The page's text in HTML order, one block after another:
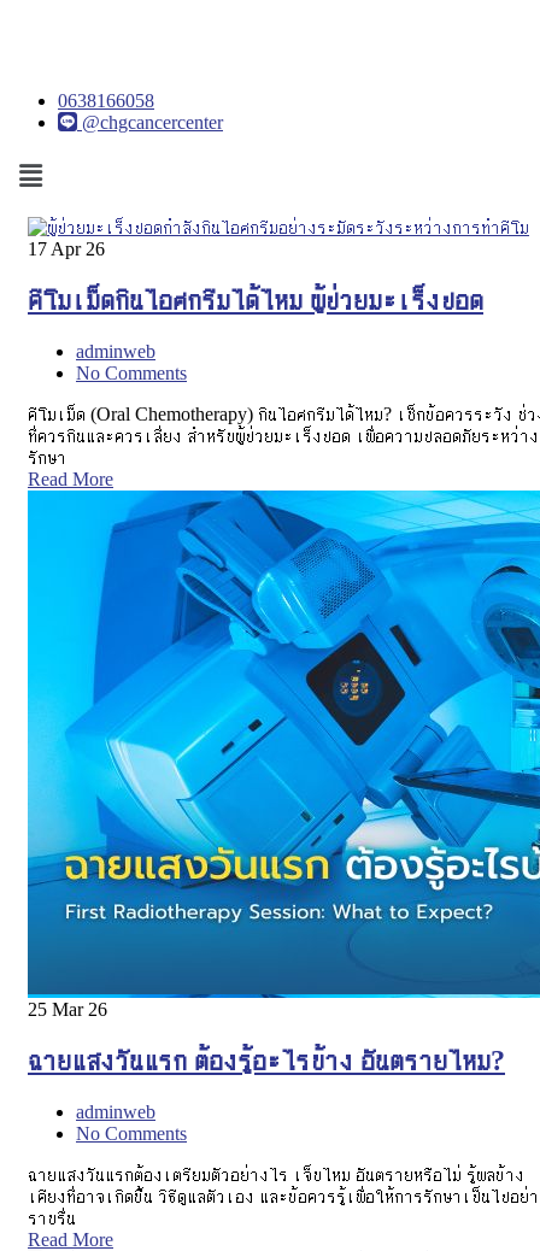
0638166058
@chgcancercenter
Menu
17 Apr 26
คีโมเม็ดกินไอศกรีมได้ไหม ผู้ป่วยมะเร็งปอด
adminweb
No Comments
คีโมเม็ด (Oral Chemotherapy) กินไอศกรีมได้ไหม? เช็กข้อควรระวัง ช่ว
ที่ควรกินและควรเลี่ยง สำหรับผู้ป่วยมะเร็งปอด เพื่อความปลอดภัยระหว่าง
รักษา
Read More
25 Mar 26
ฉายแสงวันแรก ต้องรู้อะไรบ้าง อันตรายไหม?
adminweb
No Comments
ฉายแสงวันแรกต้องเตรียมตัวอย่างไร เจ็บไหม อันตรายหรือไม่ รู้ผลข้าง
เคียงที่อาจเกิดขึ้น วิธีดูแลตัวเอง และข้อควรรู้เพื่อให้การรักษาเป็นไปอย่
ราบรื่น
Read More